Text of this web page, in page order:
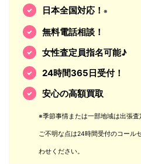
日本全国対応！ ※
無料電話相談！
女性査定員指名可能♪
24時間365日受付！
安心の高額買取
※季節事情または一部地域は出張査
ご不明な点は24時間受付のコール
わせください。